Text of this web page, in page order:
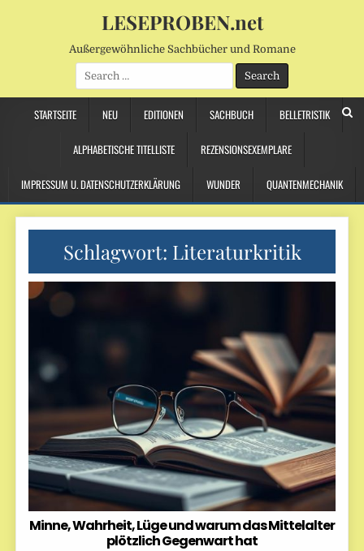
LESEPROBEN.net
Außergewöhnliche Sachbücher und Romane
Search
for:
STARTSEITE NEU EDITIONEN SACHBUCH BELLETRISTIK
ALPHABETISCHE TITELLISTE REZENSIONSEXEMPLARE
IMPRESSUM U. DATENSCHUTZERKLÄRUNG WUNDER QUANTENMECHANIK
Schlagwort: Literaturkritik
Minne, Wahrheit, Lüge und warum das Mittelalter
plötzlich Gegenwart hat